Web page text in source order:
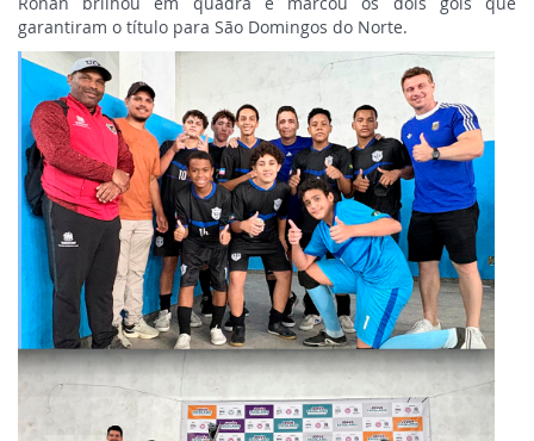
garantiram o título para São Domingos do Norte.